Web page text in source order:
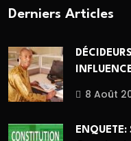
Derniers Articles
DÉCIDEURS
8 Août
ENQUETE: